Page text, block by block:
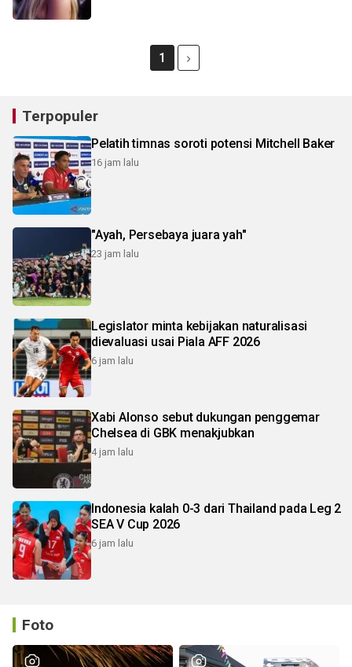
1
Terpopuler
Pelatih timnas soroti potensi Mitchell Baker
16 jam lalu
"Ayah, Persebaya juara yah"
23 jam lalu
Legislator minta kebijakan naturalisasi
dievaluasi usai Piala AFF 2026
6 jam lalu
Xabi Alonso sebut dukungan penggemar
Chelsea di GBK menakjubkan
4 jam lalu
Indonesia kalah 0-3 dari Thailand pada Leg 2
SEA V Cup 2026
6 jam lalu
Foto